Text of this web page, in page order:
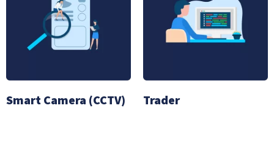
Smart Camera (CCTV) Trader